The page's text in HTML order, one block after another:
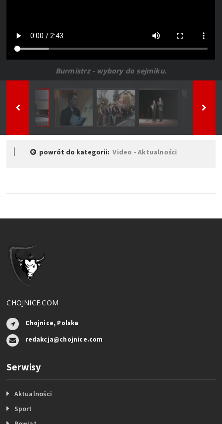
Burmistrz - wybory do sejmiku.
powrót do kategorii:Video - Aktualności
CHOJNICE.COM
Chojnice, Polska
redakcja@chojnice.com
Serwisy
Aktualności
Sport